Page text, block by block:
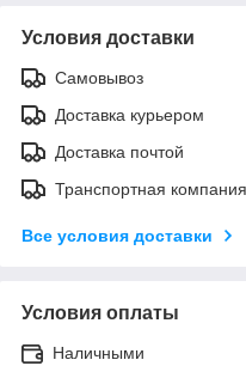
Условия доставки
Самовывоз
Доставка курьером
Доставка почтой
Транспортная компания
Все условия доставки
Условия оплаты
Наличными